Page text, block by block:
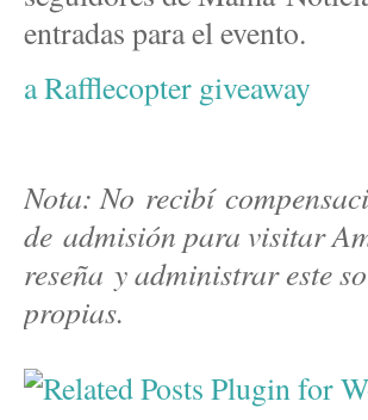
entradas para el evento.
a Rafflecopter giveaway
Nota: No recibí
de admisión para visitar
reseña y administrar este
propias.